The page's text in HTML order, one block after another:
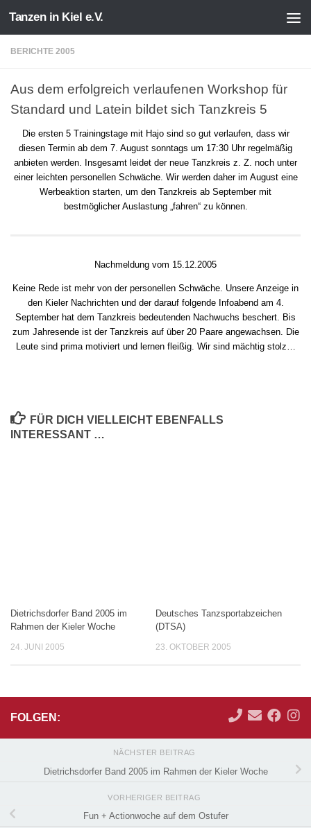
Zum Inhalt springen
Tanzen in Kiel e.V.
BERICHTE 2005
Aus dem erfolgreich verlaufenen Workshop für
Standard und Latein bildet sich Tanzkreis 5
Die ersten 5 Trainingstage mit Hajo sind so gut verlaufen, dass wir
diesen Termin ab dem 7. August sonntags um 17:30 Uhr regelmäßig
anbieten werden. Insgesamt leidet der neue Tanzkreis z. Z. noch unter
einer leichten personellen Schwäche. Wir werden daher im August eine
Werbeaktion starten, um den Tanzkreis ab September mit
bestmöglicher Auslastung „fahren“ zu können.
Nachmeldung vom 15.12.2005
Keine Rede ist mehr von der personellen Schwäche. Unsere Anzeige in
den Kieler Nachrichten und der darauf folgende Infoabend am 4.
September hat dem Tanzkreis bedeutenden Nachwuchs beschert. Bis
zum Jahresende ist der Tanzkreis auf über 20 Paare angewachsen. Die
Leute sind prima motiviert und lernen fleißig. Wir sind mächtig stolz…
FÜR DICH VIELLEICHT EBENFALLS
INTERESSANT …
Dietrichsdorfer Band 2005 im
Rahmen der Kieler Woche
24. JUNI 2005
Deutsches Tanzsportabzeichen
(DTSA)
23. OKTOBER 2005
FOLGEN:
NÄCHSTER BEITRAG
Dietrichsdorfer Band 2005 im Rahmen der Kieler Woche
VORHERIGER BEITRAG
Fun + Actionwoche auf dem Ostufer